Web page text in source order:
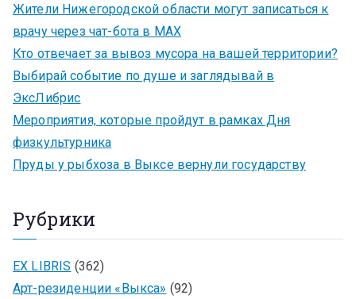
Жители Нижегородской области могут записаться к
врачу через чат-бота в MAX
Кто отвечает за вывоз мусора на вашей территории?
Выбирай событие по душе и заглядывай в
ЭксЛибрис
Мероприятия, которые пройдут в рамках Дня
физкультурника
Пруды у рыбхоза в Выксе вернули государству
Рубрики
EX LIBRIS (362)
Арт-резиденции «Выкса» (92)